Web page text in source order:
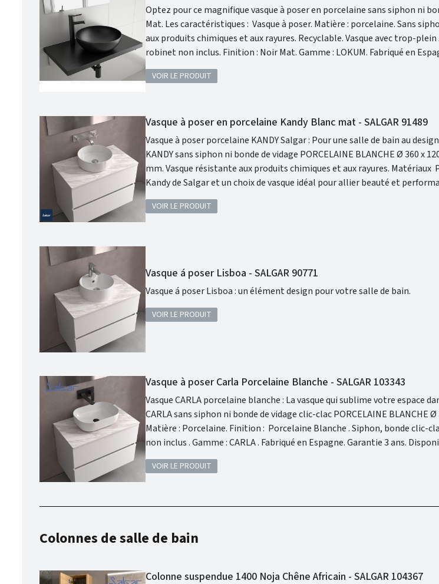
Optez pour ce magnifique vasque à poser en porcelaine sans siphon ni
Mat. Les caractéristiques : Vasque à poser. Matière : porcelaine. Sans siphon ni bonde de vidage. Résistante
aux produits chimiques et aux rayures. Recyclable. Vasque avec trop-plein . Siphon, bonde clic-clac et
VOIR LE PRODUIT
Vasque à poser en porcelaine Kandy Blanc mat - SALGAR 91489
Vasque à poser porcelaine KANDY Salgar : Pour une salle de bain au design des plus
KANDY sans siphon ni bonde de vidage PORCELAINE BLANCHE Ø 360 x 120 mm . Dimensions : Ø
mm. Vasque résistante aux produits chimiques et aux rayures. Matériaux Porcelaine. Coloris : Blanc mat.
Kandy de Salgar et un choix de vasque idéal pour allier beauté et performance. La porcelaine blanche
recyclable garantit une brillance durable et la forme ronde de la vasque
VOIR LE PRODUIT
Vasque á poser Lisboa - SALGAR 90771
Vasque á poser Lisboa : un élément design pour votre salle de bain.
VOIR LE PRODUIT
Vasque à poser Carla Porcelaine Blanche - SALGAR 103343
Vasque CARLA porcelaine blanche : La vasque qui sublime votre espace dans la salle
CARLA sans siphon ni bonde de vidage clic-clac PORCELAINE BLANCHE Ø 360 x 105
Matière : Porcelaine. Finition : Porcelaine Blanche . Siphon, bonde clic-clac, ou bonde de vidage et robinet
non inclus . Gamme : CARLA . Fabriqué en Espagne. Garantie 3 ans. Disponible en 4 finitions : Porcelaine
Clay, Porcelaine Denim, Porcelaine Hunter et Porcelaine Blanche.
VOIR LE PRODUIT
Colonnes de salle de bain
Colonne suspendue 1400 Noja Chêne Africain - SALGAR 104367